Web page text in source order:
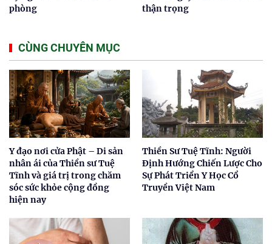
phòng
thận trọng
CÙNG CHUYÊN MỤC
Y đạo nơi cửa Phật – Di sản
nhân ái của Thiền sư Tuệ
Tĩnh và giá trị trong chăm
sóc sức khỏe cộng đồng
hiện nay
Thiền Sư Tuệ Tĩnh: Người
Định Hướng Chiến Lược Cho
Sự Phát Triển Y Học Cổ
Truyền Việt Nam